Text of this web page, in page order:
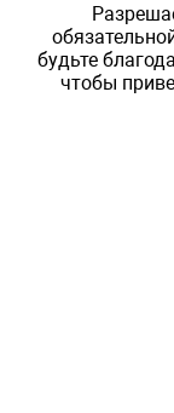
будьте
чтобы